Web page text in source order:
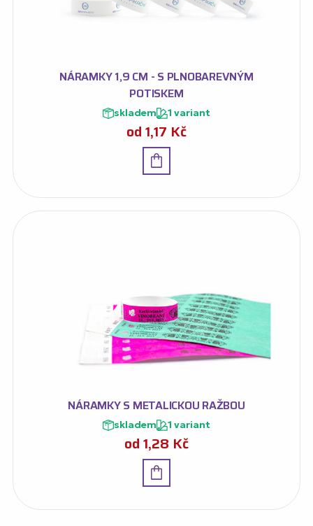
NÁRAMKY 1,9 CM - S PLNOBAREVNÝM
POTISKEM
skladem 1 variant
od1,17 Kč
Detail
NÁRAMKY S METALICKOU RAŽBOU
skladem 1 variant
od1,28 Kč
Detail